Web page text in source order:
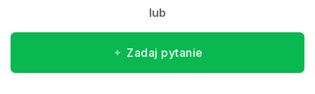
lub
Zadaj pytanie